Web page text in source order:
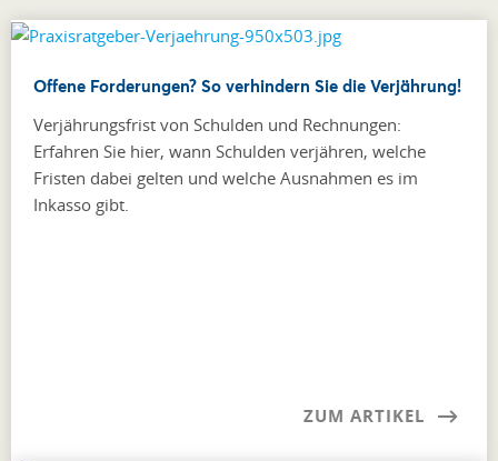
Offene Forderungen? So verhindern Sie die Verjährung!
Verjährungsfrist von Schulden und Rechnungen:
Erfahren Sie hier, wann Schulden verjähren, welche
Fristen dabei gelten und welche Ausnahmen es im
Inkasso gibt.
ZUM ARTIKEL